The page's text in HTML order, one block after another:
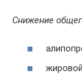
Снижение